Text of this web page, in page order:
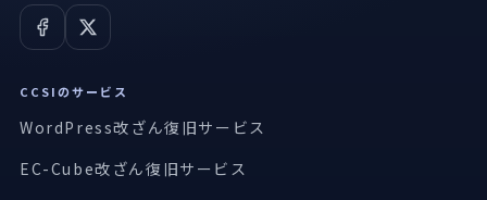
CCSIのサービス
WordPress改ざん復旧サービス
EC-Cube改ざん復旧サービス